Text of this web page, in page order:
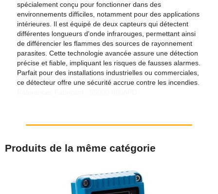
spécialement conçu pour fonctionner dans des
environnements difficiles, notamment pour des applications
intérieures. Il est équipé de deux capteurs qui détectent
différentes longueurs d'onde infrarouges, permettant ainsi
de différencier les flammes des sources de rayonnement
parasites. Cette technologie avancée assure une détection
précise et fiable, impliquant les risques de fausses alarmes.
Parfait pour des installations industrielles ou commerciales,
ce détecteur offre une sécurité accrue contre les incendies.
Produits de la même catégorie